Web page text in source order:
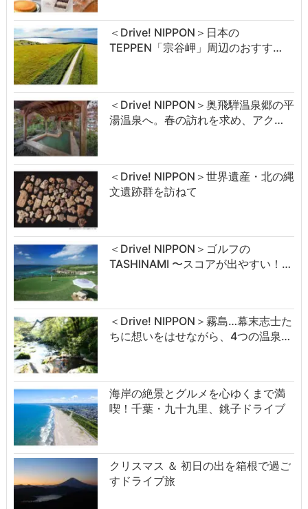
＜Drive! NIPPON＞日本の
TEPPEN「宗谷岬」周辺のおすす…
＜Drive! NIPPON＞奥飛騨温泉郷の平
湯温泉へ。春の訪れを求め、アク…
＜Drive! NIPPON＞世界遺産・北の縄
文遺跡群を訪ねて
＜Drive! NIPPON＞ゴルフの
TASHINAMI 〜スコアが出やすい！…
＜Drive! NIPPON＞霧島…幕末志士た
ちに想いをはせながら、4つの温泉…
海岸の絶景とグルメを心ゆくまで満
喫！千葉・九十九里、銚子ドライブ
クリスマス ＆ 初日の出を箱根で過ご
すドライブ旅